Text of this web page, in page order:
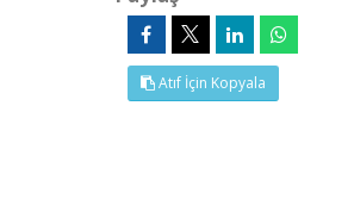
Atıf İçin Kopyala